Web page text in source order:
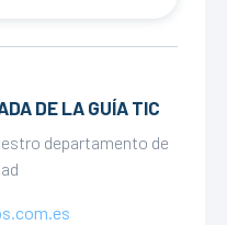
DE LA GUÍA TIC
departamento de